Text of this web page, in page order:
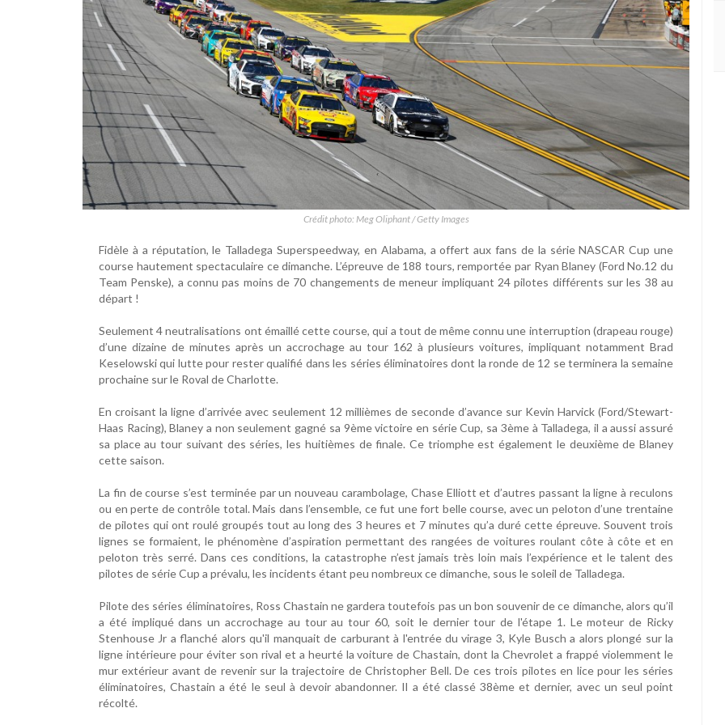
Crédit photo: Meg Oliphant / Getty Images
Fidèle à a réputation, le Talladega Superspeedway, en Alabama, a offert aux fans de la série NASCAR Cup une
course hautement spectaculaire ce dimanche. L’épreuve de 188 tours, remportée par Ryan Blaney (Ford No.12 du
Team Penske), a connu pas moins de 70 changements de meneur impliquant 24 pilotes différents sur les 38 au
départ !
Seulement 4 neutralisations ont émaillé cette course, qui a tout de même connu une interruption (drapeau rouge)
d’une dizaine de minutes après un accrochage au tour 162 à plusieurs voitures, impliquant notamment Brad
Keselowski qui lutte pour rester qualifié dans les séries éliminatoires dont la ronde de 12 se terminera la semaine
prochaine sur le Roval de Charlotte.
En croisant la ligne d’arrivée avec seulement 12 millièmes de seconde d’avance sur Kevin Harvick (Ford/Stewart-
Haas Racing), Blaney a non seulement gagné sa 9ème victoire en série Cup, sa 3ème à Talladega, il a aussi assuré
sa place au tour suivant des séries, les huitièmes de finale. Ce triomphe est également le deuxième de Blaney
cette saison.
La fin de course s’est terminée par un nouveau carambolage, Chase Elliott et d’autres passant la ligne à reculons
ou en perte de contrôle total. Mais dans l’ensemble, ce fut une fort belle course, avec un peloton d’une trentaine
de pilotes qui ont roulé groupés tout au long des 3 heures et 7 minutes qu’a duré cette épreuve. Souvent trois
lignes se formaient, le phénomène d’aspiration permettant des rangées de voitures roulant côte à côte et en
peloton très serré. Dans ces conditions, la catastrophe n’est jamais très loin mais l’expérience et le talent des
pilotes de série Cup a prévalu, les incidents étant peu nombreux ce dimanche, sous le soleil de Talladega.
Pilote des séries éliminatoires, Ross Chastain ne gardera toutefois pas un bon souvenir de ce dimanche, alors qu’il
a été impliqué dans un accrochage au tour au tour 60, soit le dernier tour de l'étape 1. Le moteur de Ricky
Stenhouse Jr a flanché alors qu'il manquait de carburant à l'entrée du virage 3, Kyle Busch a alors plongé sur la
ligne intérieure pour éviter son rival et a heurté la voiture de Chastain, dont la Chevrolet a frappé violemment le
mur extérieur avant de revenir sur la trajectoire de Christopher Bell. De ces trois pilotes en lice pour les séries
éliminatoires, Chastain a été le seul à devoir abandonner. Il a été classé 38ème et dernier, avec un seul point
récolté.